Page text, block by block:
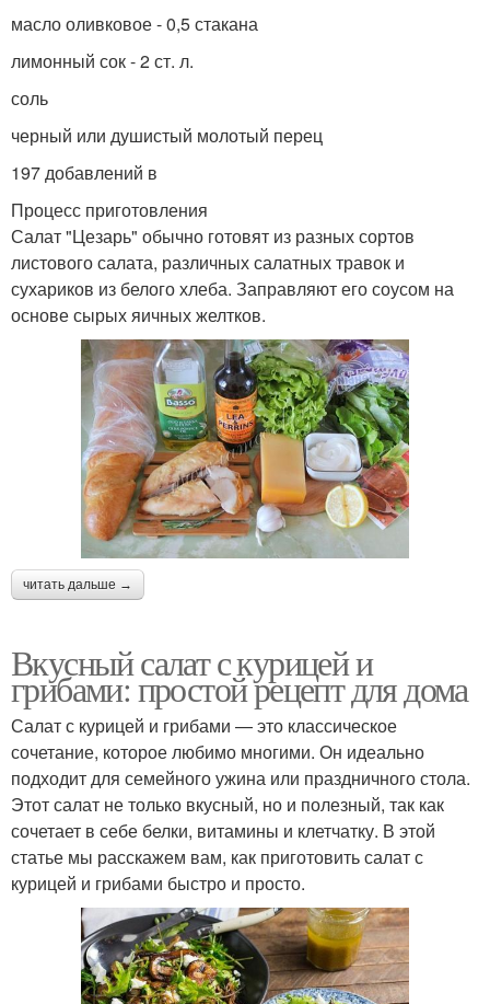
масло оливковое - 0,5 стакана
лимонный сок - 2 ст. л.
соль
черный или душистый молотый перец
197 добавлений в
Процесс приготовления
Салат "Цезарь" обычно готовят из разных сортов
листового салата, различных салатных травок и
сухариков из белого хлеба. Заправляют его соусом на
основе сырых яичных желтков.
читать дальше →
Вкусный салат с курицей и
грибами: простой рецепт для дома
Салат с курицей и грибами — это классическое
сочетание, которое любимо многими. Он идеально
подходит для семейного ужина или праздничного стола.
Этот салат не только вкусный, но и полезный, так как
сочетает в себе белки, витамины и клетчатку. В этой
статье мы расскажем вам, как приготовить салат с
курицей и грибами быстро и просто.